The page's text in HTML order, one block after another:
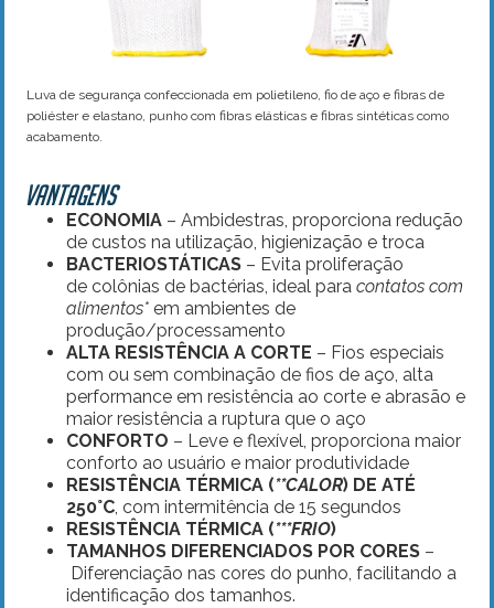
Luva de segurança confeccionada em polietileno, fio de aço e fibras de
poliéster e elastano, punho com fibras elásticas e fibras sintéticas como
acabamento.
VANTAGENS
ECONOMIA – Ambidestras, proporciona redução
de custos na utilização, higienização e troca
BACTERIOSTÁTICAS – Evita proliferação
de colônias de bactérias, ideal para contatos com
alimentos* em ambientes de
produção/processamento
ALTA RESISTÊNCIA A CORTE – Fios especiais
com ou sem combinação de fios de aço, alta
performance em resistência ao corte e abrasão e
maior resistência a ruptura que o aço
CONFORTO – Leve e flexível, proporciona maior
conforto ao usuário e maior produtividade
RESISTÊNCIA TÉRMICA (**CALOR) DE ATÉ
250°C, com intermitência de 15 segundos
RESISTÊNCIA TÉRMICA (***FRIO)
TAMANHOS DIFERENCIADOS POR CORES –
Diferenciação nas cores do punho, facilitando a
identificação dos tamanhos.